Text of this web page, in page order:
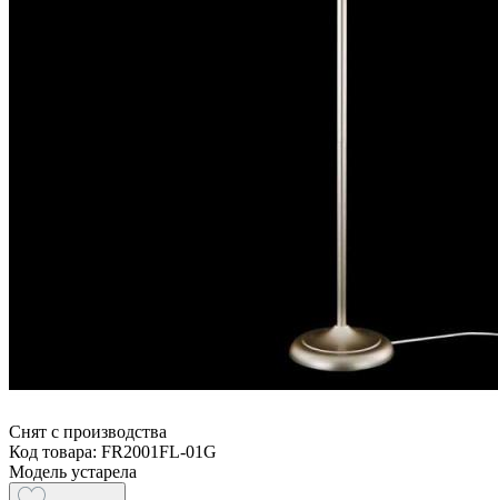
Снят с производства
Код товара: FR2001FL-01G
Модель устарела